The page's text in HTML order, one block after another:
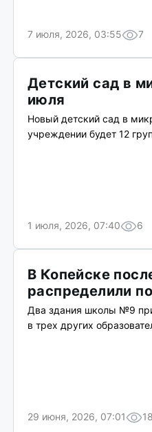
7 июля, 2026, 03:55 7
Детский сад в
июля
Новый детский сад в
учреждении будет 12
1 июля, 2026, 07:40 6
В Копейске
распределили
Два здания школы №9
в трех других
29 июня, 2026, 07:01 18